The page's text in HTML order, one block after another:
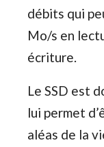
débits qui
Mo/s en
écriture.
Le SSD est
lui permet
aléas de la